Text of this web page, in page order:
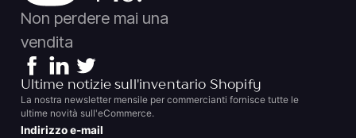
Non perdere mai una
vendita
Ultime notizie sull'inventario Shopify
La nostra newsletter mensile per commercianti fornisce tutte le
ultime novità sull'eCommerce.
Indirizzo e-mail